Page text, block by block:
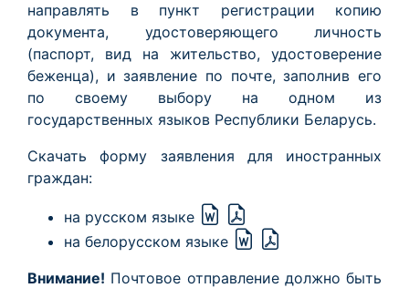
направлять в пункт регистрации копию
документа, удостоверяющего личность
(паспорт, вид на жительство, удостоверение
беженца), и заявление по почте, заполнив его
по своему выбору на одном из
государственных языков Республики Беларусь.
Скачать форму заявления для иностранных
граждан:
на русском языке
на белорусском языке
Внимание! Почтовое отправление должно быть